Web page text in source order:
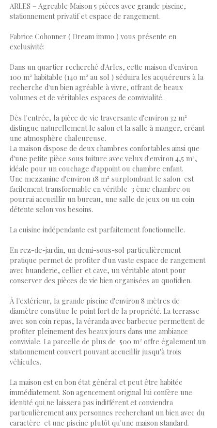
ARLES – Agreable Maison 5 pièces avec grande piscine,
stationnement privatif et espace de rangement.
Fabrice Cohonner ( Dream immo ) vous présente en
exclusivité:
Dans un quartier recherché d'Arles, cette maison d'environ
100 m² habitable (140 m² au sol ) séduira les acquéreurs à la
recherche d'un bien agréable à vivre, offrant de beaux
volumes et de véritables espaces de convivialité.
Dès l'entrée, la pièce de vie traversante d'environ 32 m²
distingue naturellement le salon et la salle à manger, créant
une atmosphère chaleureuse.
La maison dispose de deux chambres confortables ainsi que
d'une petite pièce sous toiture avec velux d'environ 4,5 m²,
idéale pour un couchage d'appoint ou chambre enfant.
Une mezzanine d'environ 18 m² surplombant le salon est
facilement transformable en véritble 3 ème chambre ou
pourrai accueillir un bureau, une salle de jeux ou un coin
détente selon vos besoins.
La cuisine indépendante est parfaitement fonctionnelle.
En rez-de-jardin, un demi-sous-sol particulièrement
pratique permet de profiter d'un vaste espace de rangement
avec buanderie, cellier et cave, un véritable atout pour
conserver des pièces de vie bien organisées au quotidien.
À l'extérieur, la grande piscine d'environ 8 mètres de
diamètre constitue le point fort de la propriété. La terrasse
avec son coin repas, la véranda avec barbecue permettent de
profiter pleinement des beaux jours dans une ambiance
conviviale. La parcelle de plus de 500 m² offre également un
stationnement couvert pouvant accueillir jusqu'à trois
véhicules.
La maison est en bon état général et peut être habitée
immédiatement. Son agencement original lui confère une
identité qui ne laissera pas indifférent et conviendra
particulièrement aux personnes recherchant un bien avec du
caractère et une piscine plutôt qu'une maison standard.